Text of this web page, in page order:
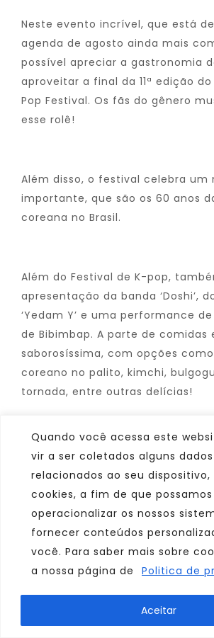
Quando você acessa este
vir a ser coletados alguns dados
relacionados ao seu
cookies, a fim de que possamos
operacionalizar os nossos
fornecer conteúdos
você. Para saber mais sobre
a nossa página de
Politica de
Aceitar
Neste evento incrível, que está
agenda de agosto ainda mais
possível apreciar a gastronomia
aproveitar a final da 11ª edição
Pop Festival. Os fãs do gênero
esse rolê!
Além disso, o festival celebra um
importante, que são os 60 anos
coreana no Brasil.
Além do Festival de K-pop,
apresentação da banda ‘Doshi’,
‘Yedam Y’ e uma performance
de Bibimbap. A parte de comidas
saborosíssima, com opções
coreano no palito, kimchi,
tornada, entre outras delícias!
A entrada é gratuita. Não deixe
essa celebração entre a cultura
brasileira.
Data: 19 e 20 de agosto das 11h
Site: www.nippobrasilia.com.br/